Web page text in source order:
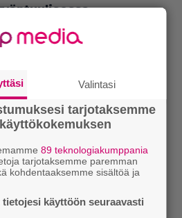
sai alkunsa ystävän
jatko-
Valintasi
tarjotaksemme
89 teknologiakumppania
tarjotaksemme paremman
kohdentaaksemme sisältöä ja
käyttöön seuraavasti